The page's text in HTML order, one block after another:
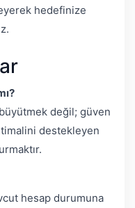
hedefinize
değil; güven
destekleyen
hesap durumuna